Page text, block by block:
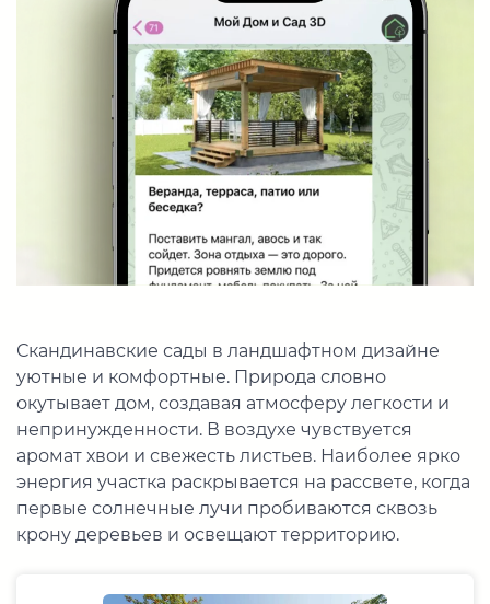
Скандинавские сады в ландшафтном дизайне
уютные и комфортные. Природа словно
окутывает дом, создавая атмосферу легкости и
непринужденности. В воздухе чувствуется
аромат хвои и свежесть листьев. Наиболее ярко
энергия участка раскрывается на рассвете, когда
первые солнечные лучи пробиваются сквозь
крону деревьев и освещают территорию.